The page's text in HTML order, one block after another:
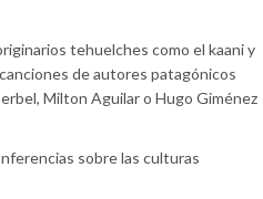
tehuelches como el kaani y
de autores patagónicos
Milton Aguilar o Hugo Giménez
sobre las culturas